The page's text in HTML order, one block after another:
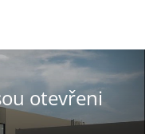
otevřeni